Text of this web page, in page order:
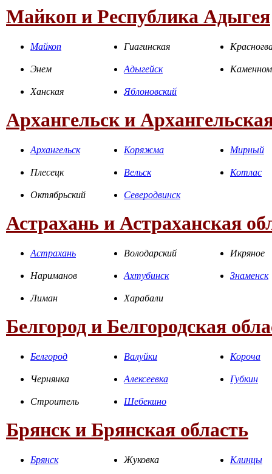
Майкоп и Республика Адыгея
Майкоп Гиагинская
Энем Адыгейск
Ханская Яблоновский
Архангельск и
Архангельск Коряжма Мирный
Плесецк Вельск Котлас
Октябрьский Северодвинск
Астрахань и Астраханская
Астрахань Володарский Икряное
Нариманов Ахтубинск Знаменск
Лиман Харабали
Белгород и Белгородская
Белгород Валуйки Короча
Чернянка Алексеевка Губкин
Строитель Шебекино
Брянск и Брянская область
Брянск Жуковка Клинцы